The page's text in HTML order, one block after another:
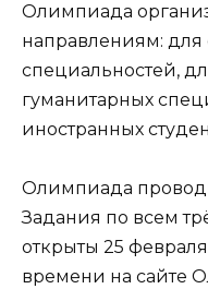
Олимпиада
направлениям: для
специальностей,
гуманитарных
иностранных
Олимпиада
Задания по всем
открыты 25
времени на сайте